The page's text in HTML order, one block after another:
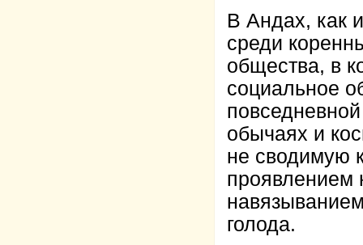
В Андах, как
среди
общества, в
социальное
обычаях и
не сводимую
проявлением
голода.